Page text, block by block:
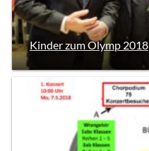
Kinder zum Olymp 2018